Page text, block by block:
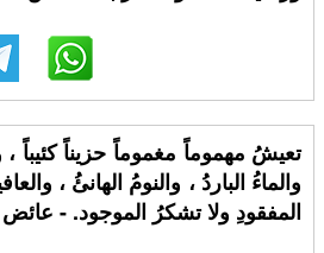
تعيشُ مهموماً مغموماً حزيناً كئيباً
والماءُ الباردُ ، والنومُ الهانئُ ،
المفقودِ ولا تشكرُ الموجود. - عائض